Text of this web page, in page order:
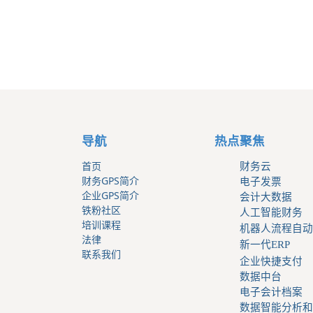
导航
首页
财务GPS简介
企业GPS简介
铁粉社区
培训课程
法律
联系我们
热点聚焦
财务云
电子发票
会计大数据
人工智能财务
机器人流程自
新一代ERP
企业快捷支付
数据中台
电子会计档案
数据智能分析